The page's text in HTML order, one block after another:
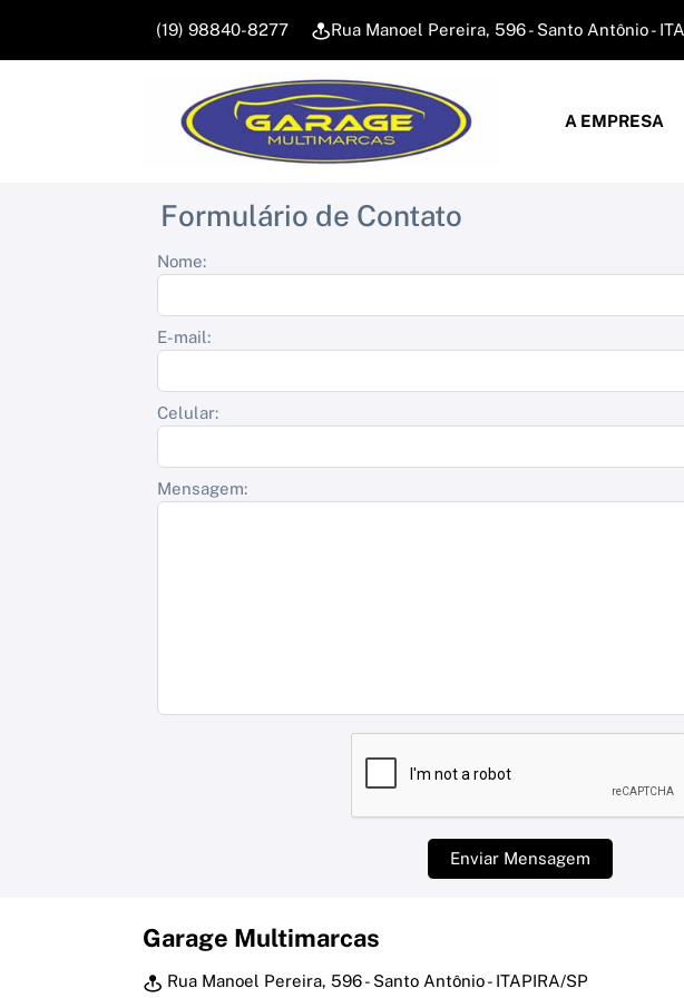
(19) 98840-8277 Rua Manoel Pereira, 596 - Santo Antônio -
A EMPRESA
Formulário de Contato
Nome:
E-mail:
Celular:
Mensagem:
Enviar Mensagem
Garage Multimarcas
Rua Manoel Pereira, 596 - Santo Antônio - ITAPIRA/SP